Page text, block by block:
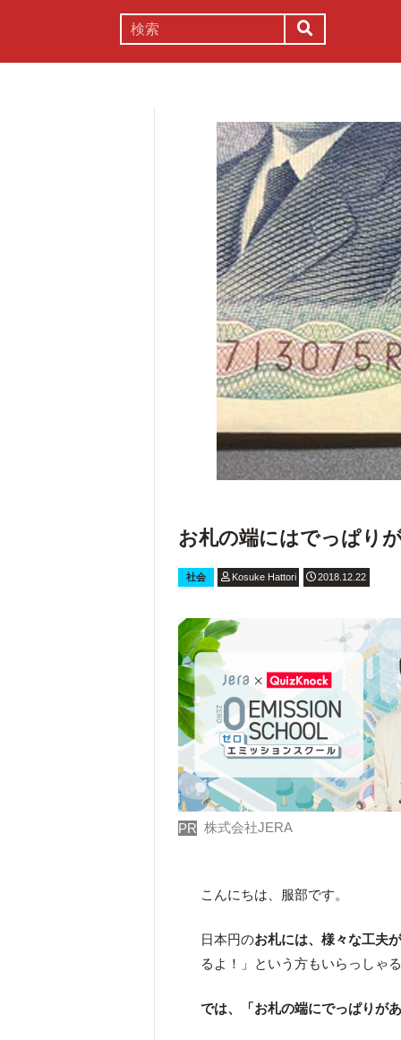
お札の端にはでっぱり
社会 Kosuke Hattori 2018.12.22
PR 株式会社JERA
こんにちは、服部です。
日本円のお札には、様々な工夫
るよ！」という方もいらっしゃ
では、「お札の端にでっぱりが